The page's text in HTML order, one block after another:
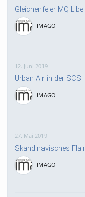
Gleichenfeier MQ
IMAGO
12. Juni 2019
Urban Air in der
IMAGO
27. Mai 2019
Skandinavisches
IMAGO